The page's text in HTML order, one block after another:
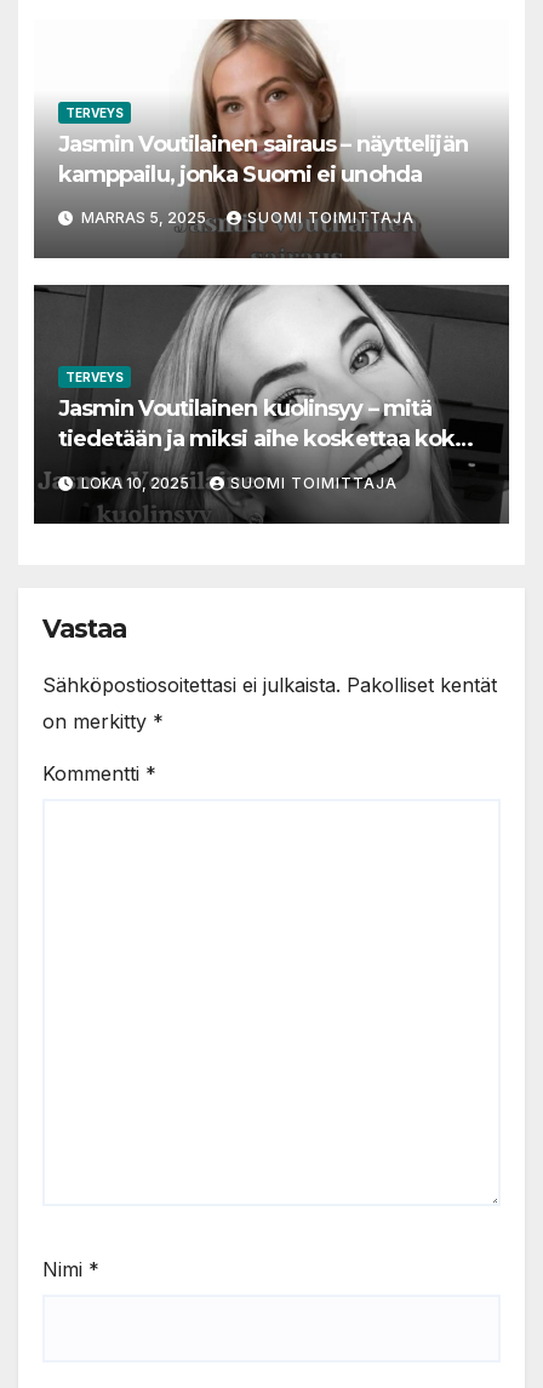
TERVEYS
Jasmin Voutilainen sairaus – näyttelijän
kamppailu, jonka Suomi ei unohda
MARRAS 5, 2025 SUOMI TOIMITTAJA
TERVEYS
Jasmin Voutilainen kuolinsyy – mitä
tiedetään ja miksi aihe koskettaa koko
Suomea
LOKA 10, 2025 SUOMI TOIMITTAJA
Vastaa
Sähköpostiosoitettasi ei julkaista. Pakolliset kentät
on merkitty *
Kommentti *
Nimi *